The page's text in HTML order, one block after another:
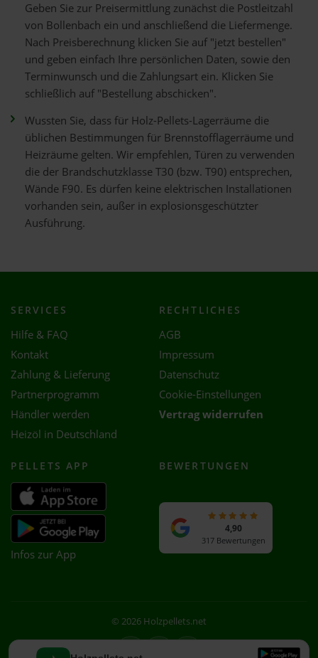
Geben Sie zur Preisermittlung zunächst die Postleitzahl
von Bollenbach ein und anschließend die Liefermenge.
Nach Preisberechnung klicken Sie auf "jetzt bestellen"
und geben einfach Ihre persönlichen Daten, sowie den
Terminwunsch und die Zahlungsart ein. Klicken Sie
schließlich auf "Bestellung abschicken".
Wussten Sie, dass für Holz-Pellets-Lagerräume die
üblichen Bestimmungen für Brennstofflagerräume und
Heizräume gelten. Wir empfehlen, Türen zu verwenden
die der Brandschutzklasse T30 (bzw. T90) entsprechen,
Wände F90. Es dürfen keine elektrischen Installationen
vorhanden sein, außer in explosionsgeschützter
Ausführung.
SERVICES
Hilfe & FAQ
Kontakt
Zahlung & Lieferung
Partnerprogramm
Händler werden
Heizöl in Deutschland
RECHTLICHES
AGB
Impressum
Datenschutz
Cookie-Einstellungen
Vertrag widerrufen
PELLETS APP
Infos zur App
BEWERTUNGEN
4,90
317 Bewertungen
© 2026 Holzpellets.net
Facebook